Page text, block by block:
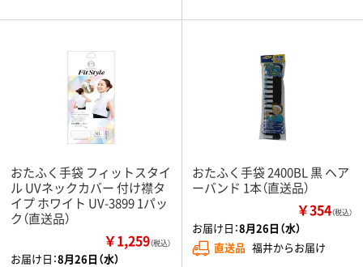
おたふく手袋 フィットスタイ
ル UVネックカバー 付け襟タ
イプ ホワイト UV-3899 1パッ
ク（直送品）
￥1,259（税込）
お届け日：8月26日（水）
おたふく手袋 2400BL 黒 ヘア
ーバンド 1本（直送品）
￥354（税込）
お届け日：8月26日（水）
直送品 福井からお届け